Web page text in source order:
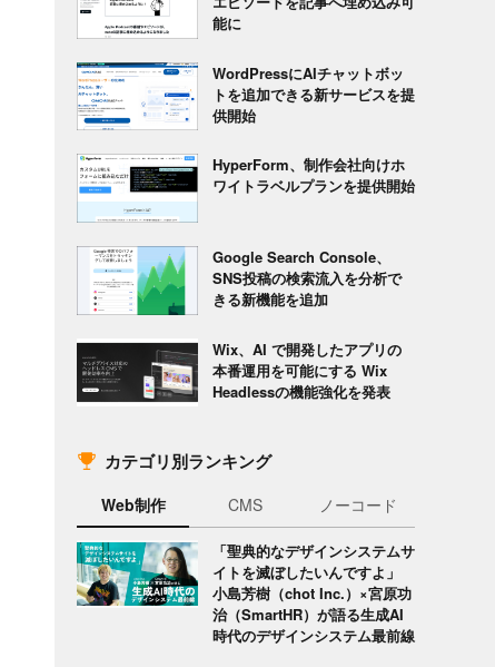
能に
WordPressにAIチャットボッ
トを追加できる新サービスを提
供開始
HyperForm、制作会社向けホ
ワイトラベルプランを提供開始
Google Search Console、
SNS投稿の検索流入を分析で
きる新機能を追加
Wix、AI で開発したアプリの
本番運用を可能にする Wix
Headlessの機能強化を発表
カテゴリ別ランキング
Web制作 CMS ノーコード
「聖典的なデザインシステムサ
イトを滅ぼしたいんですよ」
小島芳樹（chot Inc.）×宮原功
治（SmartHR）が語る生成AI
時代のデザインシステム最前線